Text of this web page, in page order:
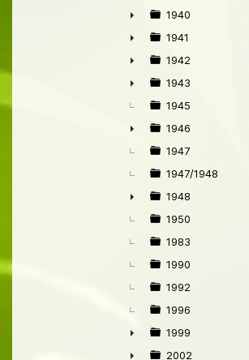
►
1940
►
1941
►
1942
►
1943
1945
►
1946
1947
1947/1948
►
1948
1950
1983
1990
1992
1996
►
1999
2002